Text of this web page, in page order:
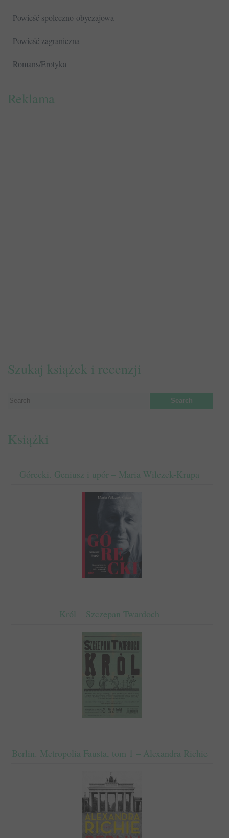
Powieść społeczno-obyczajowa
Powieść zagraniczna
Romans/Erotyka
Reklama
Szukaj książek i recenzji
Książki
Górecki. Geniusz i upór – Maria Wilczek-Krupa
Król – Szczepan Twardoch
Berlin. Metropolia Fausta, tom 1 – Alexandra Richie